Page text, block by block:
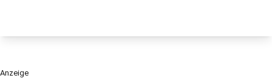
Anzeige